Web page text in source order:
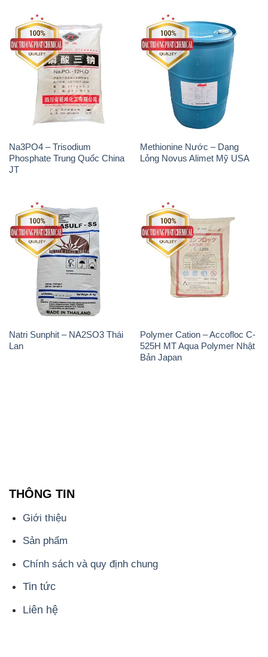
Na3PO4 – Trisodium
Phosphate Trung Quốc China
Methionine Nước – Dạng
Lỏng Novus Alimet Mỹ USA
Natri Sunphit – NA2SO3 Thái
Polymer Cation – Accofloc C-
525H MT Aqua Polymer Nhật
Bản Japan
Chính sách và quy định chung
Tin tức
Liên hệ
📞
PHÒNG KINH DOANH - CÔNG TY HÓA CHẤT
ĐẮC TRƯỜNG PHÁT